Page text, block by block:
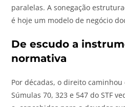
paralelas. A sonegação
é hoje um modelo de negócio
De escudo a
normativa
Por décadas, o direito
Súmulas 70, 323 e 547 do STF